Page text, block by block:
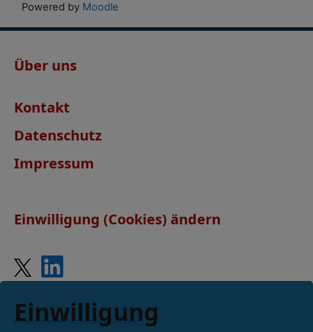
Powered by Moodle
Über uns
Kontakt
Datenschutz
Impressum
Einwilligung (Cookies) ändern
Einwilligung